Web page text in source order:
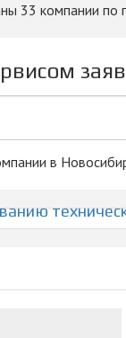
33 компании
в